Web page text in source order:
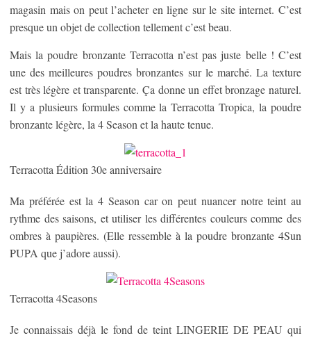
magasin mais on peut l’acheter en ligne sur le site internet. C’est
presque un objet de collection tellement c’est beau.
Mais la poudre bronzante Terracotta n’est pas juste belle ! C’est
une des meilleures poudres bronzantes sur le marché. La texture
est très légère et transparente. Ça donne un effet bronzage naturel.
Il y a plusieurs formules comme la Terracotta Tropica, la poudre
bronzante légère, la 4 Season et la haute tenue.
Terracotta Édition 30e anniversaire
Ma préférée est la 4 Season car on peut nuancer notre teint au
rythme des saisons, et utiliser les différentes couleurs comme des
ombres à paupières. (Elle ressemble à la poudre bronzante 4Sun
PUPA que j’adore aussi).
Terracotta 4Seasons
Je connaissais déjà le fond de teint LINGERIE DE PEAU qui